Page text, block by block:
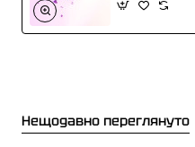
Нещодавно переглянуто